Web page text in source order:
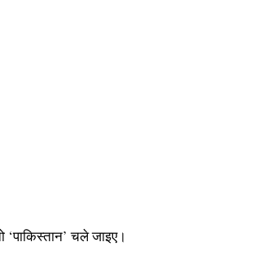
चले जाइए।